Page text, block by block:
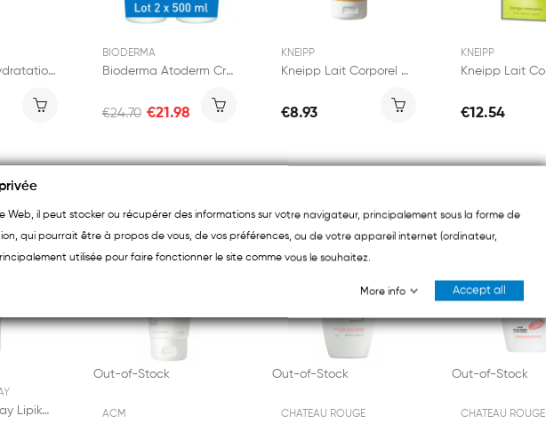
Doliva Lait Hydratation Intense 200ml
BIODERMA
Bioderma Atoderm Crème Nourrissante 2x500ml
€24.70 €21.98
KNEIPP
Kneipp Lait Corporel Ylang-Ylang 200ml
€8.93
KNEIPP
€12.54
La Roche Posay Lipikar Lait Corps 400ml
Out-of-Stock
ACM
Out-of-Stock
CHATEAU ROUGE
Out-of-Stock
CHATEAU ROUGE
Web, il peut stocker ou récupérer des informations sur votre navigateur, principalement sous la forme de
qui pourrait être à propos de vous, de vos préférences, ou de votre appareil internet (ordinateur,
utilisée pour faire fonctionner le site comme vous le souhaitez.
More info Accept all